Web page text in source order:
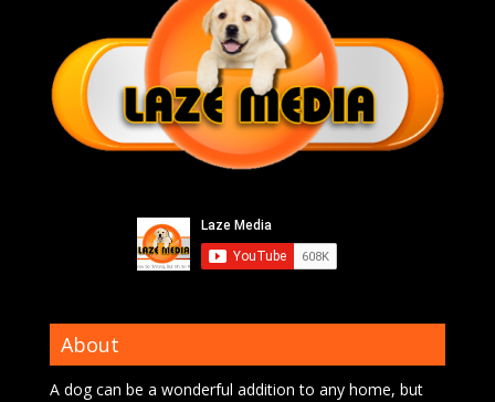
About
A dog can be a wonderful addition to any home, but